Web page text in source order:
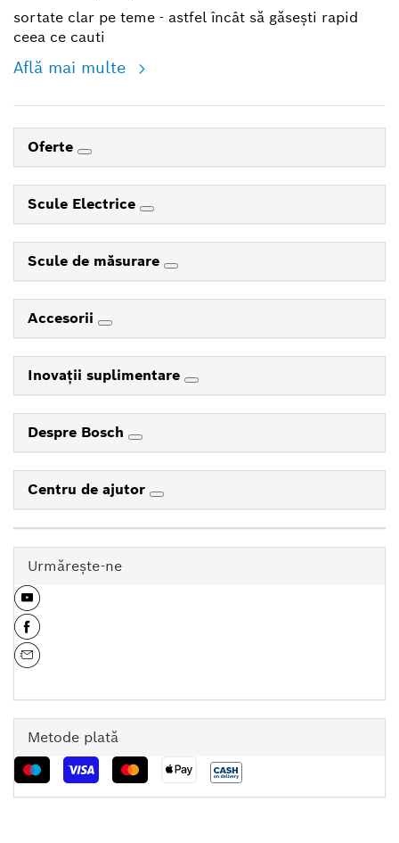
sortate clar pe teme - astfel încât să găsești rapid
ceea ce cauti
Află mai multe
Oferte
Scule Electrice
Scule de măsurare
Accesorii
Inovaţii suplimentare
Despre Bosch
Centru de ajutor
Urmăreşte-ne
Metode plată